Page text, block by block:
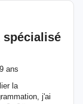
spécialisé
ans
la
j'ai